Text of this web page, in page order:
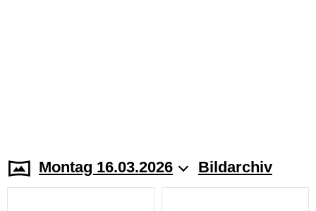
Montag 16.03.2026 Bildarchiv